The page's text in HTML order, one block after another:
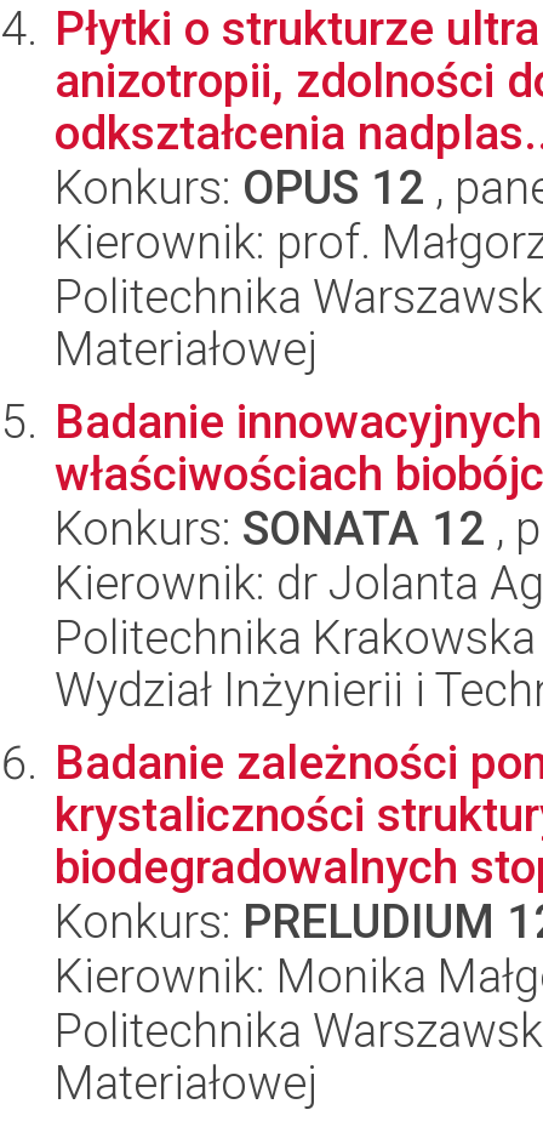
Płytki o strukturze
anizotropii, zdolności
odkształcenia
Konkurs: OPUS 12 ,
Kierownik: prof.
Politechnika
Materiałowej
Badanie
właściwościach
Konkurs: SONATA 12 ,
Kierownik: dr Jolanta
Politechnika
Wydział Inżynierii i
Badanie zależności
krystaliczności
biodegradowalnych
Konkurs: PRELUDIUM
Kierownik: Monika
Politechnika
Materiałowej